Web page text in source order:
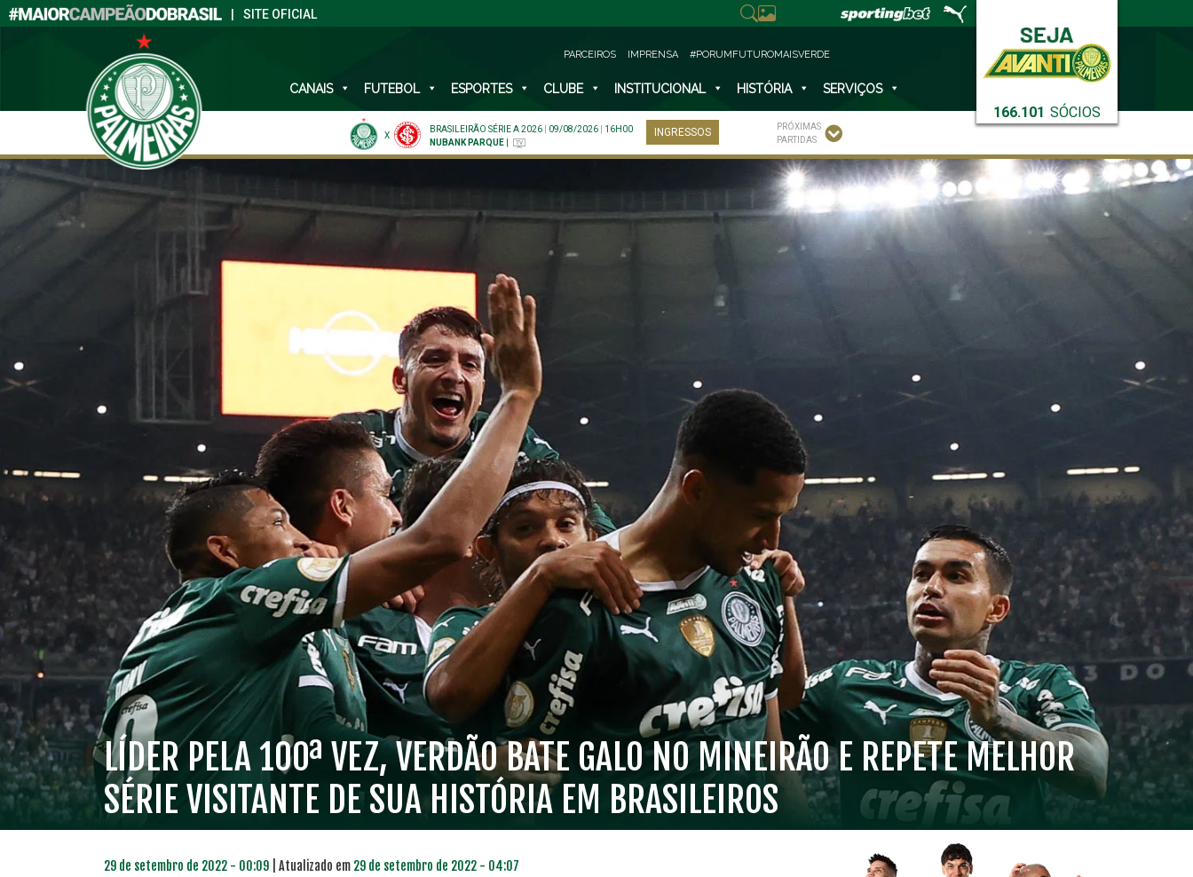
SITE OFICIAL
166.101 SÓCIOS
PARCEIROS IMPRENSA #PORUMFUTUROMAISVERDE
CANAIS FUTEBOL ESPORTES CLUBE INSTITUCIONAL HISTÓRIA SERVIÇOS
X
BRASILEIRÃO SÉRIE A 2026 09/08/2026
16H00
NUBANK PARQUE
INGRESSOS
PRÓXIMAS
PARTIDAS
LÍDER PELA 100ª VEZ, VERDÃO BATE GALO NO MINEIRÃO E REPETE MELHOR
SÉRIE VISITANTE DE SUA HISTÓRIA EM BRASILEIROS
29 de setembro de 2022 - 00:09 | Atualizado em 29 de setembro de 2022 - 04:07